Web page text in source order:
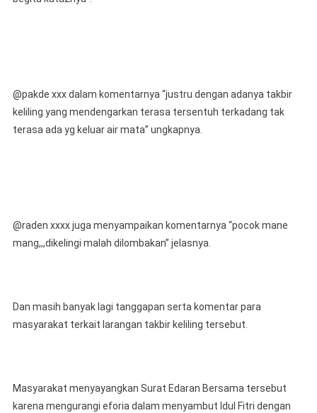
@pakde xxx dalam komentarnya “justru dengan adanya takbir
keliling yang mendengarkan terasa tersentuh terkadang tak
terasa ada yg keluar air mata” ungkapnya.
@raden xxxx juga menyampaikan komentarnya “pocok mane
mang,,,dikelingi malah dilombakan” jelasnya.
Dan masih banyak lagi tanggapan serta komentar para
masyarakat terkait larangan takbir keliling tersebut.
Masyarakat menyayangkan Surat Edaran Bersama tersebut
karena mengurangi eforia dalam menyambut Idul Fitri dengan